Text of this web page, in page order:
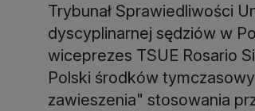
Trybunał Sprawiedliwości
dyscyplinarnej sędziów w
wiceprezes TSUE Rosario
Polski środków
zawieszenia" stosowania